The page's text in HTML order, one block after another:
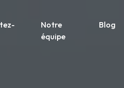
Notre
équipe
Blog